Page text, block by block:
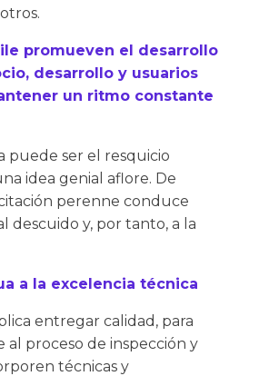
promueven el desarrollo
desarrollo y usuarios
un ritmo constante
puede ser el resquicio
idea genial aflore. De
perenne conduce
descuido y, por tanto, a la
a la excelencia técnica
entregar calidad, para
al proceso de inspección y
técnicas y